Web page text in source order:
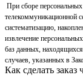
При сборе
телекоммуникационной
систематизацию,
извлечение
баз данных,
случаев, указанных в
Как сделать заказ